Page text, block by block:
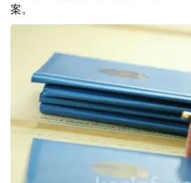
案。